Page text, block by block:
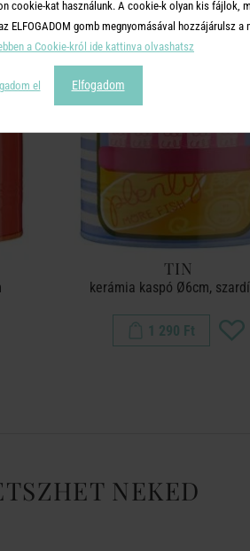
TIN
kerámia kaspó Ø6cm,
1 290 Ft
NEKED
cookie-kat használunk. A cookie-k olyan kis fájlok,
gomb megnyomásával hozzájárulsz
a Cookie-król ide kattinva olvashatsz
el Elfogadom